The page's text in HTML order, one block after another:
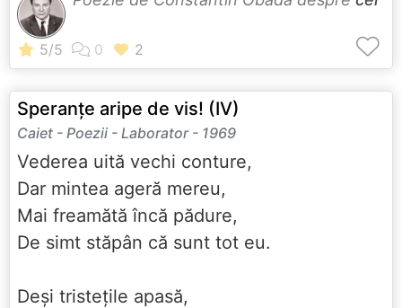
Speranțe aripe de vis! (IV)
Caiet - Poezii - Laborator - 1969
Vederea uită vechi conture,
Dar mintea ageră mereu,
Mai freamătă încă pădure,
De simt stăpân că sunt tot eu.
Deși tristețile apasă,